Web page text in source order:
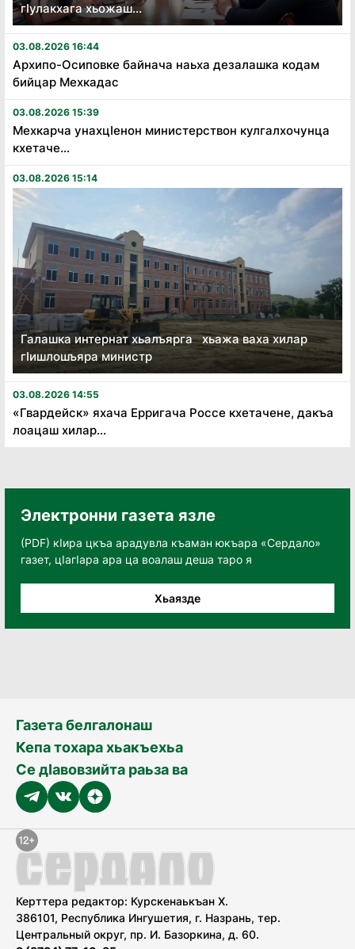
гӏулакхага хьожаш...
03.08.2026 16:44
Архипо-Осиповке байнача наьха дезалашка кодам
бийцар Мехкадас
03.08.2026 15:39
Мехкарча унахцӏенон министерствон кулгалхочунца
кхетаче...
03.08.2026 15:14
Галашка интернат хьалъярга хьажа ваха хилар
гӏишлошъяра министр
03.08.2026 14:55
«Гвардейск» яхача Ерригача Россе кхетачене, дакъа
лоацаш хилар...
Электронни газета язле
(PDF) кӀира цкъа арадувла къаман юкъара «Сердало»
газет, цӀагӀара ара ца воалаш деша таро я
Хьаязде
Газета белгалонаш
Кепа тохара хьакъехьа
Се дӀавовзийта раьза ва
Керттера редактор: Курскенаькъан Х.
386101, Республика Ингушетия, г. Назрань, тер.
Центральный округ, пр. И. Базоркина, д. 60.